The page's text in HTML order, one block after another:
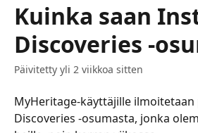
Kuinka saan
Discoveries -
Päivitetty yli 2 viikkoa sitten
MyHeritage-käyttäjille
Discoveries -osumasta, jonka